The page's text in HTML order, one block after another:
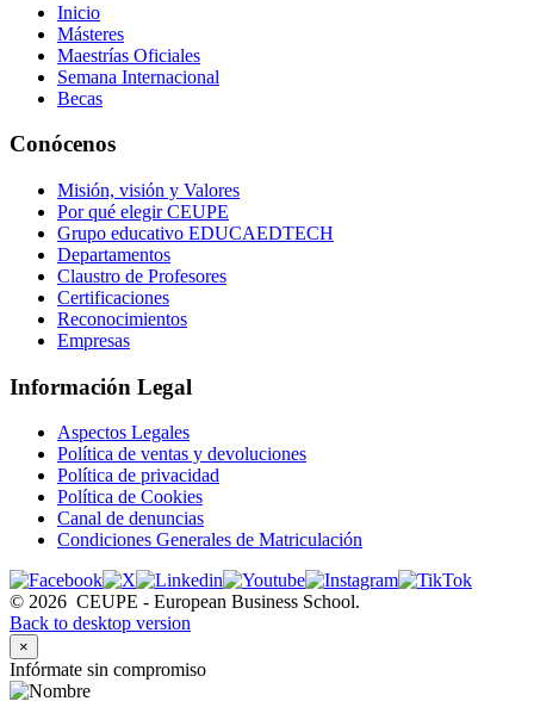
Inicio
Másteres
Maestrías Oficiales
Semana Internacional
Becas
Conócenos
Misión, visión y Valores
Por qué elegir CEUPE
Grupo educativo EDUCAEDTECH
Departamentos
Claustro de Profesores
Certificaciones
Reconocimientos
Empresas
Información Legal
Aspectos Legales
Política de ventas y devoluciones
Política de privacidad
Política de Cookies
Canal de denuncias
Condiciones Generales de Matriculación
© 2026 CEUPE - European Business School.
Back to desktop version
×
Infórmate sin compromiso